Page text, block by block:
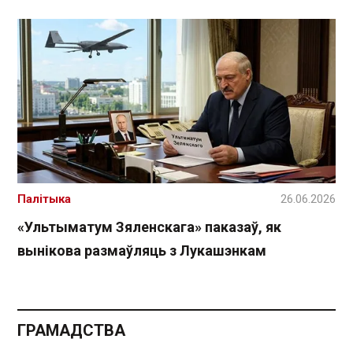
«Ультыматум Зяленскага» паказаў, як
вынікова размаўляць з Лукашэнкам
Палітыка 26.06.2026
ГРАМАДСТВА